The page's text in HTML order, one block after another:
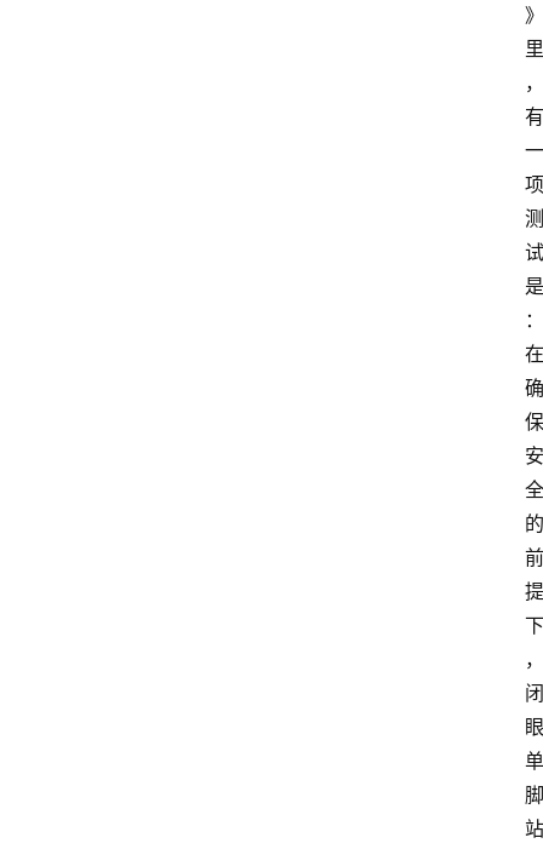
》
里
，
有
一
项
测
试
是
：
在
确
保
安
全
的
前
提
下
，
闭
眼
单
脚
站